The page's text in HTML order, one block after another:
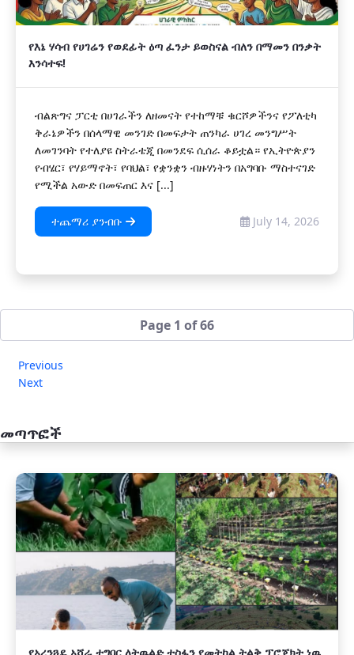
የእኔ ሃሳብ የሀገሬን የወደፊት ዕጣ ፈንታ ይወስናል ብለን በማመን በንቃት
እንሳተፍ!
ብልጽግና ፓርቲ በሀገራችን ለዘመናት የተከማቹ ቁርሾዎችንና የፖለቲካ
ቅራኔዎችን በሰላማዊ መንገድ በመፍታት ጠንካራ ሀገረ መንግሥት
ለመገንባት የተለያዩ ስትራቴጂ በመንደፍ ሲሰራ ቆይቷል። የኢትዮጵያን
የብሄር፣ የሃይማኖት፣ የባህል፣ የቋንቋን ብዙሃነትን በአግባቡ ማስተናገድ
የሚችል አውድ በመፍጠር እና [...]
ተጨማሪ ያንብቡ July 14, 2026
Page 1 of 66
Previous
Next
መጣጥፎች
አዲስ